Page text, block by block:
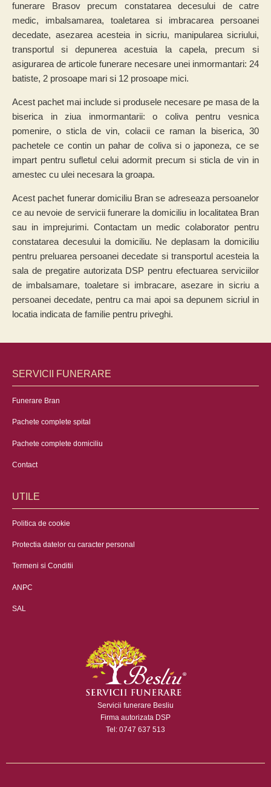
funerare Brasov precum constatarea decesului de catre
medic, imbalsamarea, toaletarea si imbracarea persoanei
decedate, asezarea acesteia in sicriu, manipularea sicriului,
transportul si depunerea acestuia la capela, precum si
asigurarea de articole funerare necesare unei inmormantari: 24
batiste, 2 prosoape mari si 12 prosoape mici.
Acest pachet mai include si produsele necesare pe masa de la
biserica in ziua inmormantarii: o coliva pentru vesnica
pomenire, o sticla de vin, colacii ce raman la biserica, 30
pachetele ce contin un pahar de coliva si o japoneza, ce se
impart pentru sufletul celui adormit precum si sticla de vin in
amestec cu ulei necesara la groapa.
Acest pachet funerar domiciliu Bran se adreseaza persoanelor
ce au nevoie de servicii funerare la domiciliu in localitatea Bran
sau in imprejurimi. Contactam un medic colaborator pentru
constatarea decesului la domiciliu. Ne deplasam la domiciliu
pentru preluarea persoanei decedate si transportul acesteia la
sala de pregatire autorizata DSP pentru efectuarea serviciilor
de imbalsamare, toaletare si imbracare, asezare in sicriu a
persoanei decedate, pentru ca mai apoi sa depunem sicriul in
locatia indicata de familie pentru priveghi.
SERVICII FUNERARE
Funerare Bran
Pachete complete spital
Pachete complete domiciliu
Contact
UTILE
Politica de cookie
Protectia datelor cu caracter personal
Termeni si Conditii
ANPC
SAL
Servicii funerare Besliu
Firma autorizata DSP
Tel: 0747 637 513